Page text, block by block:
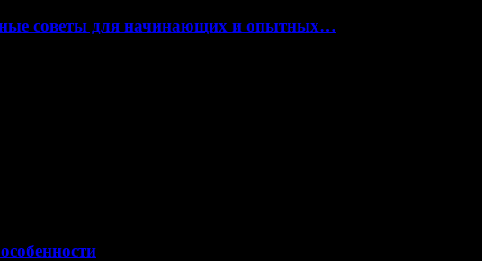
советы для начинающих и опытных…